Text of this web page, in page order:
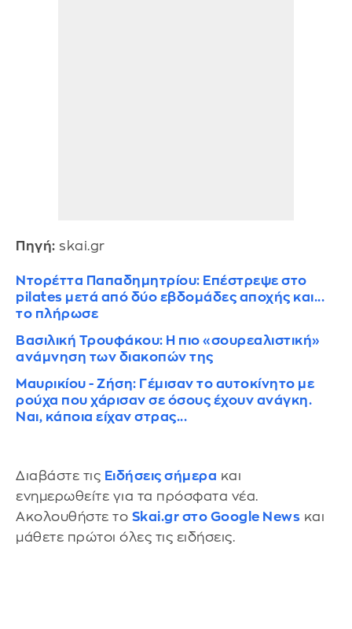
Πηγή: skai.gr
Ντορέττα Παπαδημητρίου: Επέστρεψε στο
pilates μετά από δύο εβδομάδες αποχής και...
το πλήρωσε
Βασιλική Τρουφάκου: Η πιο «σουρεαλιστική»
ανάμνηση των διακοπών της
Μαυρικίου - Ζήση: Γέμισαν το αυτοκίνητο με
ρούχα που χάρισαν σε όσους έχουν ανάγκη.
Ναι, κάποια είχαν στρας...
Διαβάστε τις Ειδήσεις σήμερα και
ενημερωθείτε για τα πρόσφατα νέα.
Ακολουθήστε το Skai.gr στο Google News και
μάθετε πρώτοι όλες τις ειδήσεις.